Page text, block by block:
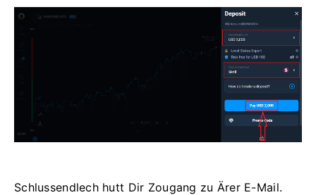
Schlussendlech hutt Dir Zougang zu Ärer E-Mail.